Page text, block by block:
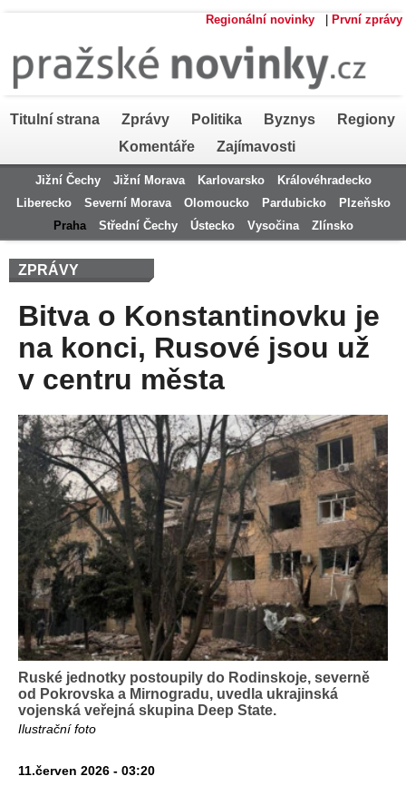
Regionální novinky První zprávy
Titulní strana Zprávy Politika Byznys
Regiony
Komentáře
Zajímavosti
Jižní Čechy Jižní Morava Karlovarsko
Královéhradecko
Liberecko
Severní Morava Olomoucko Pardubicko
Plzeňsko
Praha
Střední Čechy Ústecko Vysočina Zlínsko
ZPRÁVY
Bitva o Konstantinovku je
na konci, Rusové jsou už
v centru města
Ruské jednotky postoupily do Rodinskoje, severně
od Pokrovska a Mirnogradu, uvedla ukrajinská
vojenská veřejná skupina Deep State.
Ilustrační foto
11.červen 2026 - 03:20